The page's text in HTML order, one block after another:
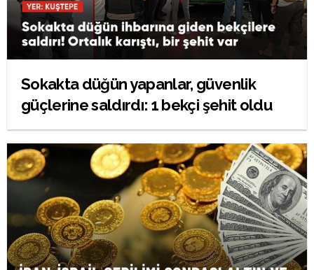
Sokakta düğün yapanlar, güvenlik
güçlerine saldırdı: 1 bekçi şehit oldu